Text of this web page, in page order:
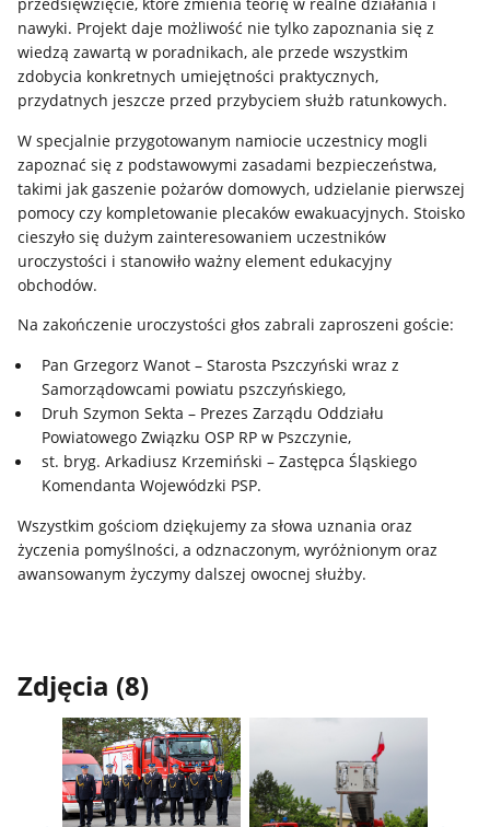
nawyki. Projekt daje możliwość nie tylko zapoznania się z
wiedzą zawartą w poradnikach, ale przede wszystkim
zdobycia konkretnych umiejętności praktycznych,
przydatnych jeszcze przed przybyciem służb ratunkowych.
W specjalnie przygotowanym namiocie uczestnicy mogli
zapoznać się z podstawowymi zasadami bezpieczeństwa,
takimi jak gaszenie pożarów domowych, udzielanie pierwszej
pomocy czy kompletowanie plecaków ewakuacyjnych. Stoisko
cieszyło się dużym zainteresowaniem uczestników
uroczystości i stanowiło ważny element edukacyjny
obchodów.
Na zakończenie uroczystości głos zabrali zaproszeni goście:
Pan Grzegorz Wanot – Starosta Pszczyński wraz z
Samorządowcami powiatu pszczyńskiego,
Druh Szymon Sekta – Prezes Zarządu Oddziału
Powiatowego Związku OSP RP w Pszczynie,
st. bryg. Arkadiusz Krzemiński – Zastępca Śląskiego
Komendanta Wojewódzki PSP.
Wszystkim gościom dziękujemy za słowa uznania oraz
życzenia pomyślności, a odznaczonym, wyróżnionym oraz
awansowanym życzymy dalszej owocnej służby.
Zdjęcia (8)